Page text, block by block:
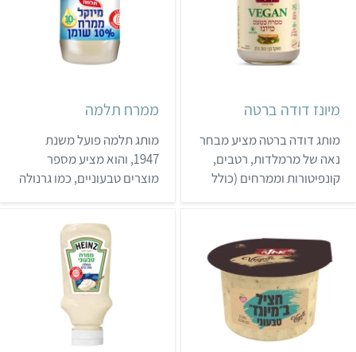
מיונז דודה ברטה
מותג דודה ברטה מציע מבחר
נאה של מרמלדות, רטבים,
קונפיטורות וממרחים (כולל
למיון ובישול פירות, אך
נעזרים בטכנולוגיה עדכנית.
את רוב מוצרי דודה ברטה
ניתן לרכוש בבתי טבע,
במעדניות ובאתר של המותג.
ממרח תלמה
מותג תלמה פועל משנת
1947, והוא מציע מספר
מוצרים טבעוניים, כמו גרנולה